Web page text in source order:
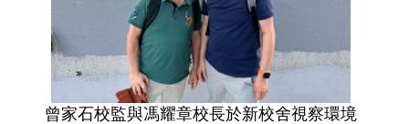
曾家石校監與馮耀章校長於新校舍視察環境